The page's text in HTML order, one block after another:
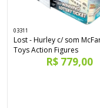
03311
Lost - Hurley c/ som
Toys Action Figures
R$ 779,00